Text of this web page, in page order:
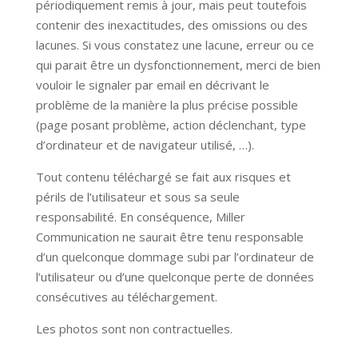
périodiquement remis à jour, mais peut toutefois
contenir des inexactitudes, des omissions ou des
lacunes. Si vous constatez une lacune, erreur ou ce
qui parait être un dysfonctionnement, merci de bien
vouloir le signaler par email en décrivant le
problème de la manière la plus précise possible
(page posant problème, action déclenchant, type
d’ordinateur et de navigateur utilisé, …).
Tout contenu téléchargé se fait aux risques et
périls de l’utilisateur et sous sa seule
responsabilité. En conséquence, Miller
Communication ne saurait être tenu responsable
d’un quelconque dommage subi par l’ordinateur de
l’utilisateur ou d’une quelconque perte de données
consécutives au téléchargement.
Les photos sont non contractuelles.